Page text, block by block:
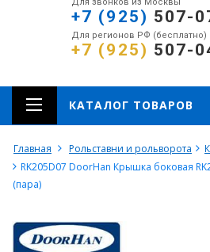
+7 (925) 507-
Для регионов РФ (бесплатно)
+7 (925) 507-
КАТАЛОГ ТОВАРОВ
Главная Рольставни и рольворота
RK205D07 DoorHan Крышка боковая
(пара)